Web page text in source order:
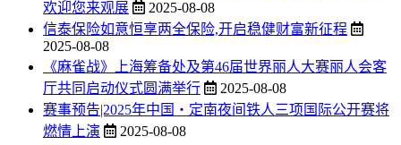
欢迎您来观展
2025-08-08
信泰保险如意恒享两全保险,开启稳健财富新征程
2025-08-08
《麻雀战》上海筹备处及第46届世界丽人大赛丽人会客
厅共同启动仪式圆满举行
2025-08-08
赛事预告|2025年中国・定南夜间铁人三项国际公开赛将
燃情上演
2025-08-08